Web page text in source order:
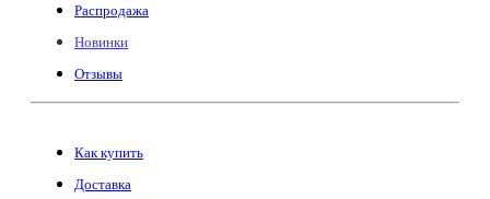
Распродажа
Новинки
Отзывы
Как купить
Доставка